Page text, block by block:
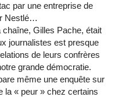
par une entreprise de
Nestlé…
Gilles Pache, était
journalistes est presque
de leurs confrères
grande démocratie.
même une enquête sur
la « peur » chez certains